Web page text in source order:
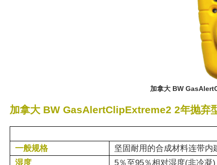
加拿大 BW
加拿大 BW GasAlertClipExtreme2 2年抛弃
一般规格
坚固耐用的合成材料连带内
湿度
5％至95％相对湿度(非冷凝)